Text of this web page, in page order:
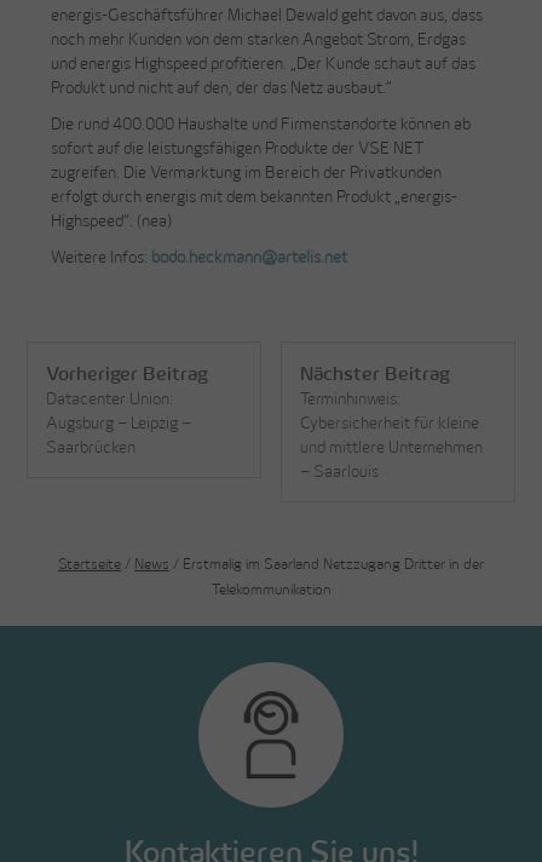
energis-Geschäftsführer Michael Dewald geht davon aus, dass
noch mehr Kunden von dem starken Angebot Strom, Erdgas
und energis Highspeed profitieren. „Der Kunde schaut auf das
Produkt und nicht auf den, der das Netz ausbaut.“
Die rund 400.000 Haushalte und Firmenstandorte können ab
sofort auf die leistungsfähigen Produkte der VSE NET
zugreifen. Die Vermarktung im Bereich der Privatkunden
erfolgt durch energis mit dem bekannten Produkt „energis-
Highspeed“. (nea)
Weitere Infos: bodo.heckmann@artelis.net
Vorheriger Beitrag
Datacenter Union:
Augsburg – Leipzig –
Saarbrücken
Nächster Beitrag
Terminhinweis:
Cybersicherheit für kleine
und mittlere Unternehmen
– Saarlouis
Startseite / News / Erstmalig im Saarland Netzzugang Dritter in der
Telekommunikation
Kontaktieren Sie uns!